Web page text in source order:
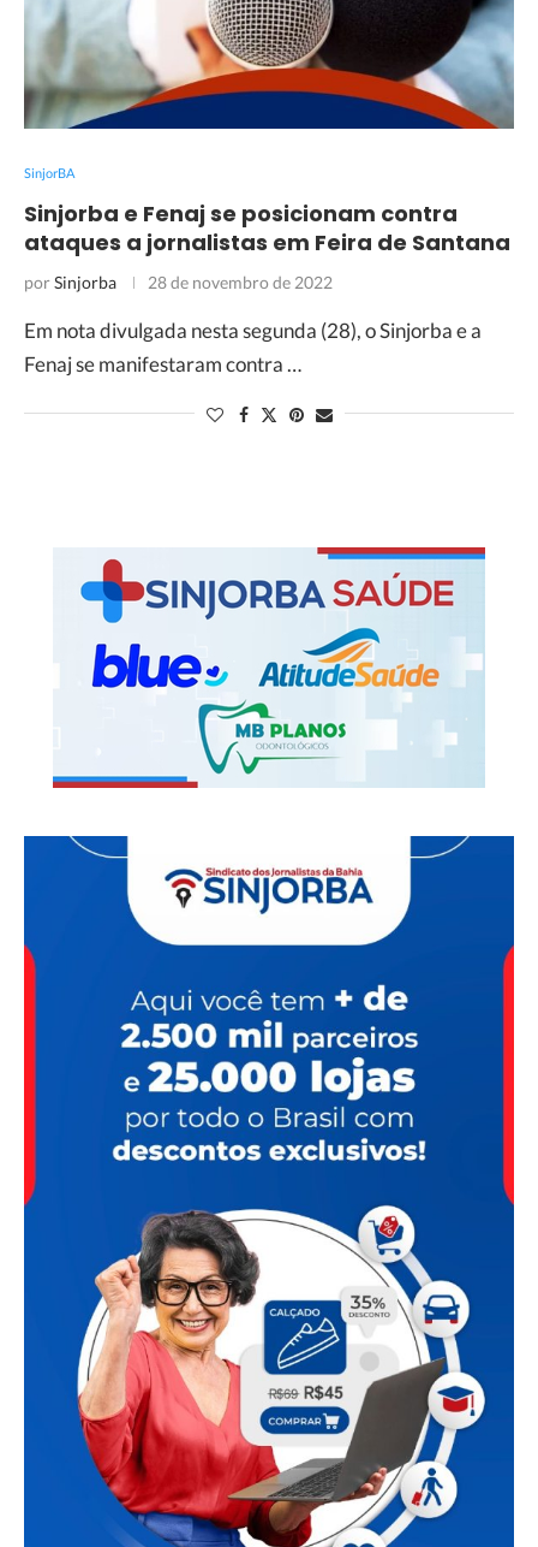
SinjorBA
Sinjorba e Fenaj se posicionam contra
ataques a jornalistas em Feira de Santana
porSinjorba 28 de novembro de 2022
Em nota divulgada nesta segunda (28), o Sinjorba e a
Fenaj se manifestaram contra …